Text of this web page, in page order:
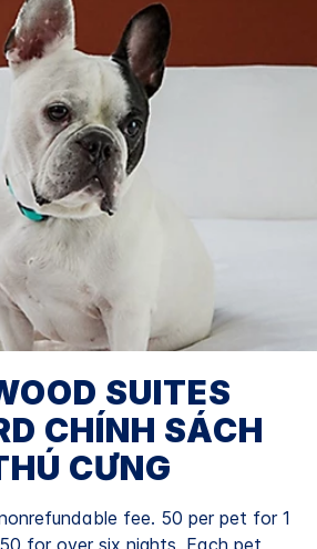
SUITES
CHÍNH SÁCH
CƯNG
fee. 50 per pet for 1